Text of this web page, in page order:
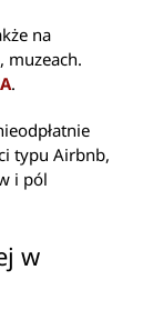
na
muzeach.
.
typu Airbnb,
i pól
w